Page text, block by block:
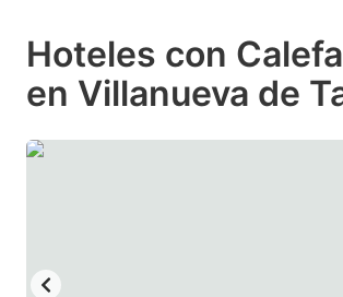
Hoteles con
en Villanueva de